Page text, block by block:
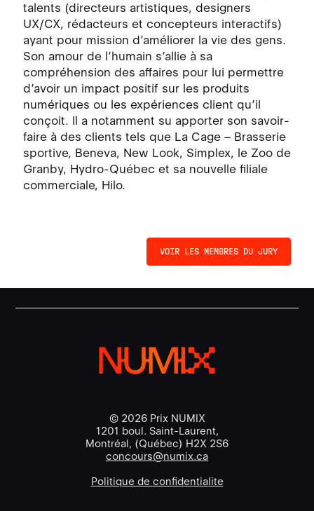
talents (directeurs artistiques, designers
UX/CX, rédacteurs et concepteurs interactifs)
ayant pour mission d’améliorer la vie des gens.
Son amour de l’humain s’allie à sa
compréhension des affaires pour lui permettre
d’avoir un impact positif sur les produits
numériques ou les expériences client qu’il
conçoit. Il a notamment su apporter son savoir-
faire à des clients tels que La Cage – Brasserie
sportive, Beneva, New Look, Simplex, le Zoo de
Granby, Hydro-Québec et sa nouvelle filiale
commerciale, Hilo.
VOIR LES MEMBRES DU JURY
© 2026 Prix NUMIX
1201 boul. Saint-Laurent,
Montréal, (Québec) H2X 2S6
concours@numix.ca
Politique de confidentialite